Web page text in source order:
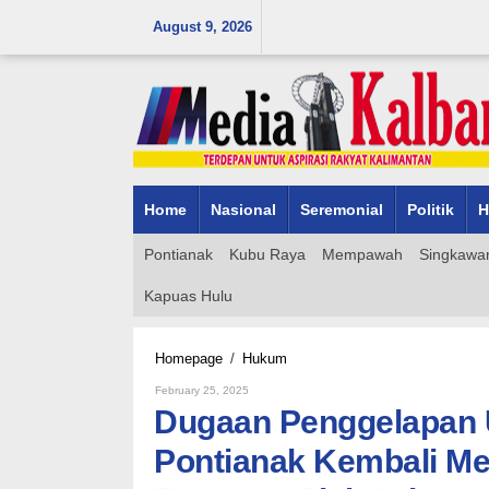
August 9, 2026
Home Nasional Seremonial Politik
Pontianak Kubu Raya Mempawah
Kapuas Hulu
Homepage / Hukum
Titipan
MCO
oleh
Kejari
February 25, 2025
Dugaan
Pontianak Kembali